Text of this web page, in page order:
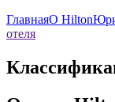
ГлавнаяО Hilton
отеля